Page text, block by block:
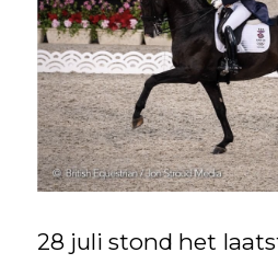
28 juli stond het